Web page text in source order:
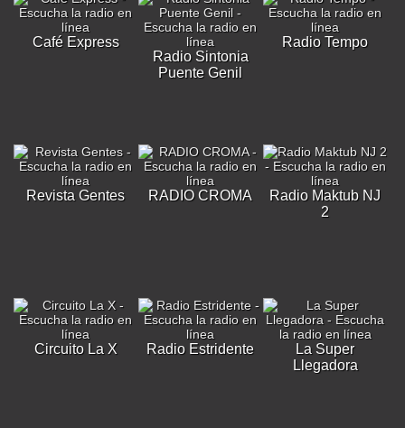
Café Express
Radio Sintonia
Puente Genil
Radio Tempo
Revista Gentes RADIO CROMA
Radio Maktub NJ
2
Circuito La X Radio Estridente
La Super
Llegadora